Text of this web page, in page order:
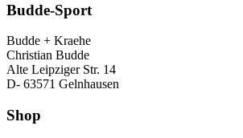
Budde-Sport
Budde + Kraehe
Christian Budde
Alte Leipziger Str. 14
D- 63571 Gelnhausen
Shop